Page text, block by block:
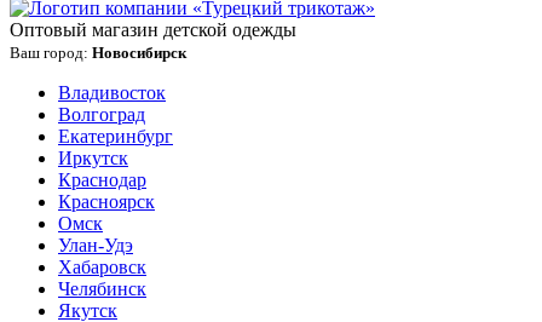
Оптовый магазин детской одежды
Ваш город: Новосибирск
Владивосток
Волгоград
Екатеринбург
Иркутск
Краснодар
Красноярск
Омск
Улан-Удэ
Хабаровск
Челябинск
Якутск